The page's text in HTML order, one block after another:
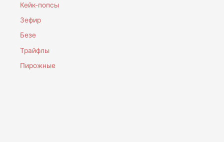
Кейк-попсы
Зефир
Безе
Трайфлы
Пирожные